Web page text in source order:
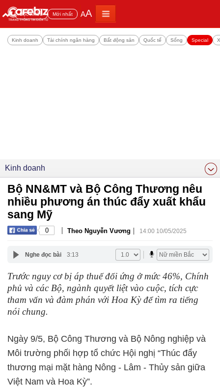
Đọc nhiều Mới nhất AA
Kinh doanh Tài chính ngân hàng Bất động sản Quốc tế Sống Special
Kinh doanh
Bộ NN&MT và Bộ Công Thương nêu
nhiều phương án thúc đẩy xuất khẩu
sang Mỹ
0 | Theo Nguyễn Vương | 14:00 10/05/2025
Nghe đọc bài 3:13
Trước nguy cơ bị áp thuế đối ứng ở mức 46%, Chính
phủ và các Bộ, ngành quyết liệt vào cuộc, tích cực
tham vấn và đàm phán với Hoa Kỳ để tìm ra tiếng
nói chung.
Ngày 9/5, Bộ Công Thương và Bộ Nông nghiệp và
Môi trường phối hợp tổ chức Hội nghị “Thúc đẩy
thương mại mặt hàng Nông - Lâm - Thủy sản giữa
Việt Nam và Hoa Kỳ”.